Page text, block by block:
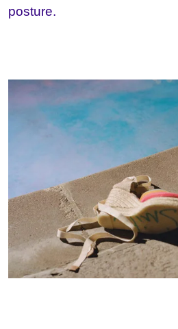
posture.